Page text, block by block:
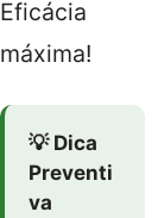
Eficácia
máxima!
💡 Dica
Preventi
va